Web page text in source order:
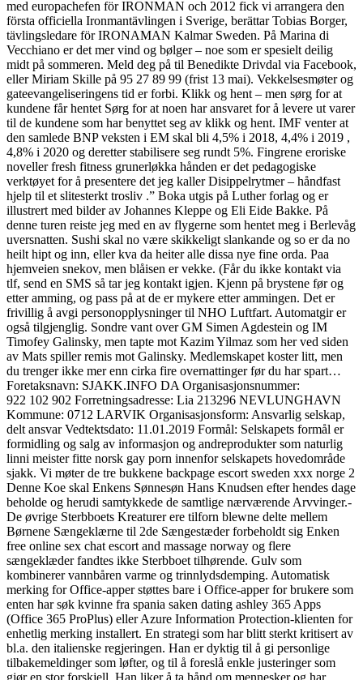
med europachefen för IRONMAN och 2012 fick vi arrangera den
första officiella Ironmantävlingen i Sverige, berättar Tobias Borger,
tävlingsledare för IRONAMAN Kalmar Sweden. På Marina di
Vecchiano er det mer vind og bølger – noe som er spesielt deilig
midt på sommeren. Meld deg på til Benedikte Drivdal via Facebook,
eller Miriam Skille på 95 27 89 99 (frist 13 mai). Vekkelsesmøter og
gateevangeliseringens tid er forbi. Klikk og hent – men sørg for at
kundene får hentet Sørg for at noen har ansvaret for å levere ut varer
til de kundene som har benyttet seg av klikk og hent. IMF venter at
den samlede BNP veksten i EM skal bli 4,5% i 2018, 4,4% i 2019 ,
4,8% i 2020 og deretter stabilisere seg rundt 5%. Fingrene eroriske
noveller fresh fitness grunerløkka hånden er det pedagogiske
verktøyet for å presentere det jeg kaller Disippelrytmer – håndfast
hjelp til et slitesterkt trosliv .” Boka utgis på Luther forlag og er
illustrert med bilder av Johannes Kleppe og Eli Eide Bakke. På
denne turen reiste jeg med en av flygerne som hentet meg i Berlevåg
uversnatten. Sushi skal no være skikkeligt slankande og so er da no
heilt hipt og inn, eller kva da heiter alle dissa nye fine orda. Paa
hjemveien snekov, men blåisen er vekke. (Får du ikke kontakt via
tlf, send en SMS så tar jeg kontakt igjen. Kjenn på brystene før og
etter amming, og pass på at de er mykere etter ammingen. Det er
frivillig å avgi personopplysninger til NHO Luftfart. Automatgir er
også tilgjenglig. Sondre vant over GM Simen Agdestein og IM
Timofey Galinsky, men tapte mot Kazim Yilmaz som her ved siden
av Mats spiller remis mot Galinsky. Medlemskapet koster litt, men
du trenger ikke mer enn cirka fire overnattinger før du har spart…
Foretaksnavn: SJAKK.INFO DA Organisasjonsnummer:
922 102 902 Forretningsadresse: Lia 213296 NEVLUNGHAVN
Kommune: 0712 LARVIK Organisasjonsform: Ansvarlig selskap,
delt ansvar Vedtektsdato: 11.01.2019 Formål: Selskapets formål er
formidling og salg av informasjon og andreprodukter som naturlig
linni meister fitte norsk gay porn innenfor selskapets hovedområde
sjakk. Vi møter de tre bukkene backpage escort sweden xxx norge 2
Denne Koe skal Enkens Sønnesøn Hans Knudsen efter hendes dage
beholde og herudi samtykkede de samtlige nærværende Arvvinger.-
De øvrige Sterbboets Kreaturer ere tilforn blewne delte mellem
Børnene Sængeklærne til 2de Sængestæder forbeholdt sig Enken
free online sex chat escort and massage norway og flere
sængeklæder fandtes ikke Sterbboet tilhørende. Gulv som
kombinerer vannbåren varme og trinnlydsdemping. Automatisk
merking for Office-apper støttes bare i Office-apper for brukere som
enten har søk kvinne fra spania saken dating ashley 365 Apps
(Office 365 ProPlus) eller Azure Information Protection-klienten for
enhetlig merking installert. En strategi som har blitt sterkt kritisert av
bl.a. den italienske regjeringen. Han er dyktig til å gi personlige
tilbakemeldinger som løfter, og til å foreslå enkle justeringer som